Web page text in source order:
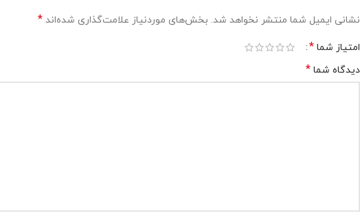
نشانی ایمیل شما منتشر نخواهد شد. بخش‌های موردنیاز علامت‌گذاری شده‌اند *
امتیاز شما *
دیدگاه شما *